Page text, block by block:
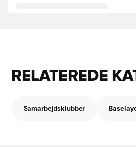
RELATEREDE
Samarbejdsklubber